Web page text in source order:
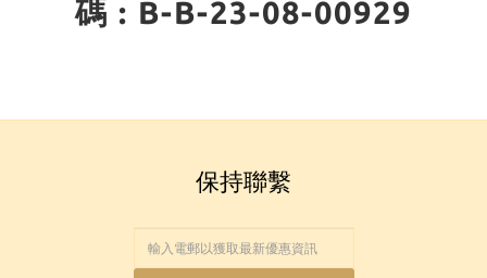
碼 : B-B-23-08-00929
保持聯繫